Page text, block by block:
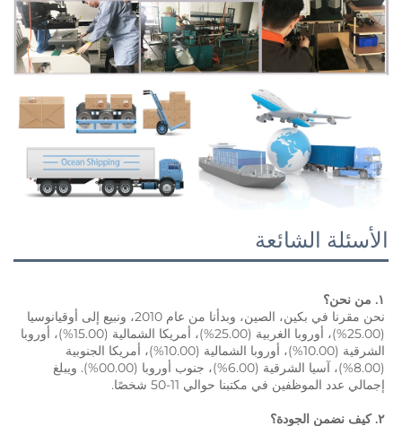
نحن مقرنا في بكين، الصين، وبدأنا من عام 2010، ونبيع إلى أوقيانوسيا
(25.00%)، أوروبا الغربية (25.00%)، أمريكا الشمالية (15.00%)، أوروبا
الشرقية (10.00%)، أوروبا الشمالية (10.00%)، أمريكا الجنوبية
(8.00%)، آسيا الشرقية (6.00%)، جنوب أوروبا (00.00%). ويبلغ
مكتبنا حوالي 11-50 شخصًا.